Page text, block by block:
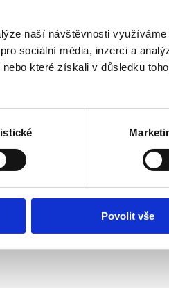
naší návštěvnosti využíváme
sociální média, inzerci a
které získali v důsledku
Povolit vše